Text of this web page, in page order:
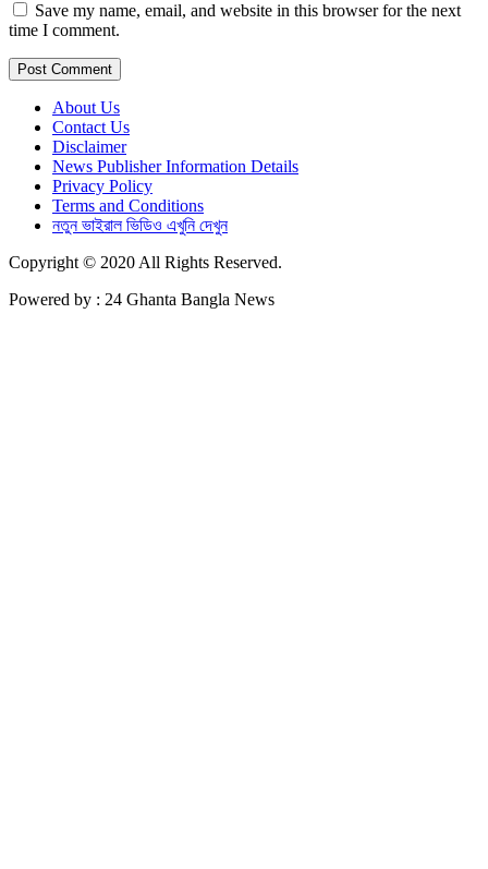
Save my name, email, and website in this browser for the next
time I comment.
About Us
Contact Us
Disclaimer
News Publisher Information Details
Privacy Policy
Terms and Conditions
নতুন ভাইরাল ভিডিও এখুনি দেখুন
Copyright © 2020 All Rights Reserved.
Powered by : 24 Ghanta Bangla News